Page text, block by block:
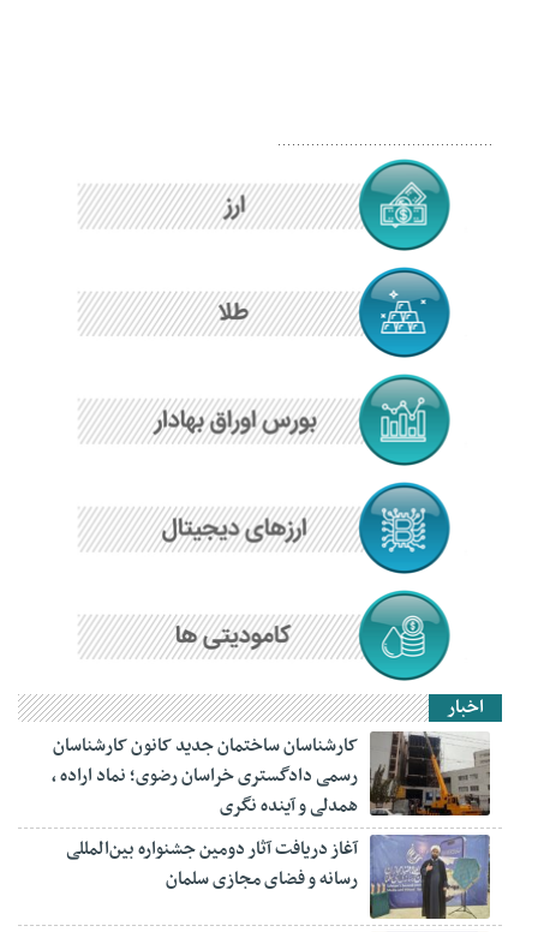
اخبار
کارشناسان ساختمان جدید کانون کارشناسان
رسمی دادگستری خراسان رضوی؛ نماد اراده ،
همدلی و آینده نگری
آغاز دریافت آثار دومین جشنواره بین‌المللی
رسانه و فضای مجازی سلمان